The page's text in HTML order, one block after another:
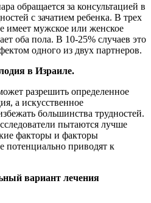
обращается за консультацией в
с зачатием ребенка. В трех
имеет мужское или женское
оба пола. В 10-25% случаев это
одного из двух партнеров.
в Израиле.
разрешить определенное
а искусственное
большинства трудностей.
пытаются лучше
факторы и факторы
приводят к
вариант лечения